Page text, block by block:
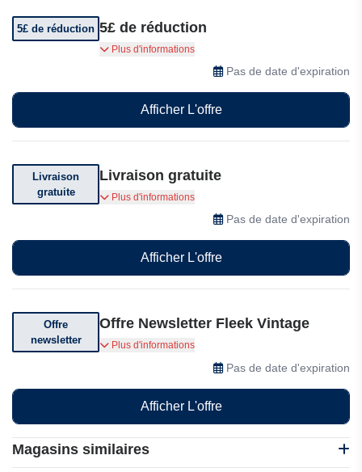
Magasins similaires
5£ de réduction 5£ de réduction
Bénéficiez de 5£ de réduction supplémentaire
sur l'application mobile
Plus d'informations
Pas de date d'expiration
Afficher L'offre
Livraison
gratuite
Livraison gratuite
Offre Fleek Vintage Livraison gratuite
Plus d'informations
Pas de date d'expiration
Afficher L'offre
Offre
newsletter
Offre Newsletter Fleek Vintage
Abonnez-vous pour recevoir des offres
Plus d'informations
Pas de date d'expiration
Afficher L'offre